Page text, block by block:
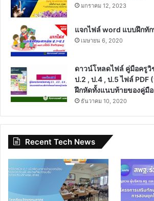
มกราคม 12, 2023
แจกไฟล์ word แบบฝึกทั
เมษายน 6, 2020
ดาวน์โหลดไฟล์ คู่มือครู
ป.2 , ป.4 , ป.5 ไฟล์ PDF
ฝึกหัดทั้งแนบท้ายของคู่มื
ธันวาคม 10, 2020
Recent Tech News